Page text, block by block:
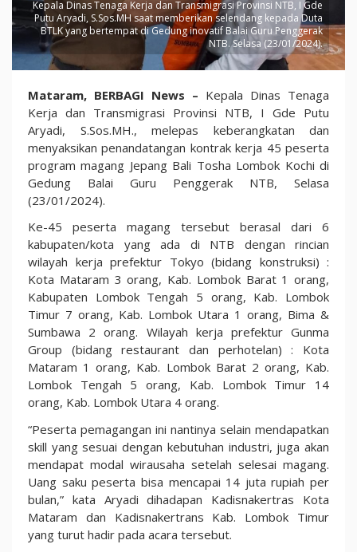
Kepala Dinas Tenaga Kerja dan Transmigrasi Provinsi NTB, I Gde
Putu Aryadi, S.Sos.MH saat memberikan selendang kepada Duta
BTLK yang bertempat di Gedung inovatif Balai Guru Penggerak
NTB. Selasa (23/01/2024).
Kepala
Disnakertrans
NTB:
Jangan
terkecoh
iming-
iming
Mataram, BERBAGI News – Kepala Dinas Tenaga
Kerja dan Transmigrasi Provinsi NTB, I Gde Putu
Aryadi, S.Sos.MH., melepas keberangkatan dan
menyaksikan penandatangan kontrak kerja 45 peserta
program magang Jepang Bali Tosha Lombok Kochi di
Gedung Balai Guru Penggerak NTB, Selasa
(23/01/2024).
Ke-45 peserta magang tersebut berasal dari 6
kabupaten/kota yang ada di NTB dengan rincian
wilayah kerja prefektur Tokyo (bidang konstruksi) :
Kota Mataram 3 orang, Kab. Lombok Barat 1 orang,
Kabupaten Lombok Tengah 5 orang, Kab. Lombok
Timur 7 orang, Kab. Lombok Utara 1 orang, Bima &
Sumbawa 2 orang. Wilayah kerja prefektur Gunma
Group (bidang restaurant dan perhotelan) : Kota
Mataram 1 orang, Kab. Lombok Barat 2 orang, Kab.
Lombok Tengah 5 orang, Kab. Lombok Timur 14
orang, Kab. Lombok Utara 4 orang.
“Peserta pemagangan ini nantinya selain mendapatkan
skill yang sesuai dengan kebutuhan industri, juga akan
mendapat modal wirausaha setelah selesai magang.
Uang saku peserta bisa mencapai 14 juta rupiah per
bulan,” kata Aryadi dihadapan Kadisnakertras Kota
Mataram dan Kadisnakertrans Kab. Lombok Timur
yang turut hadir pada acara tersebut.